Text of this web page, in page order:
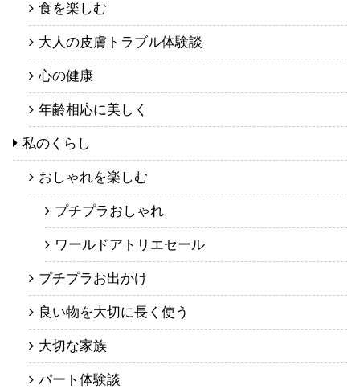
食を楽しむ
大人の皮膚トラブル体験談
心の健康
年齢相応に美しく
私のくらし
おしゃれを楽しむ
プチプラおしゃれ
ワールドアトリエセール
プチプラお出かけ
良い物を大切に長く使う
大切な家族
パート体験談